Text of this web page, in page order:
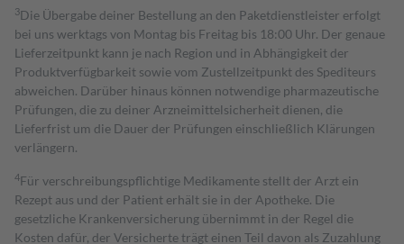
3Die Übergabe deiner Bestellung an den Paketdienstleister erfolgt
bei uns werktags von Montag bis Freitag bis 18:00 Uhr. Der genaue
Lieferzeitpunkt kann je nach Region und in Abhängigkeit der
Produktverfügbarkeit sowie vom Zustellzeitpunkt des Spediteurs
abweichen. Darüber hinaus können notwendige pharmazeutische
Prüfungen, die zu deiner Arzneimittelsicherheit dienen, die
Lieferfrist um die Dauer der Prüfungen einschließlich Klärungen
verlängern.
4Für verschreibungspflichtige Medikamente stellt der Arzt ein
Rezept aus und der Patient erhält sie in der Apotheke. Die
gesetzliche Krankenversicherung übernimmt in der Regel die
Kosten dafür, der Versicherte trägt einen Teil davon als Zuzahlung